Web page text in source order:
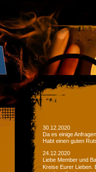
30.12.2020
Da es einige
Habt einen guten
24.12.2020
Liebe Member und
Kreise Eurer Lieben.